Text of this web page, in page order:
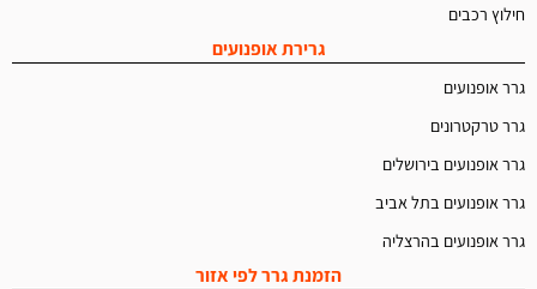
חילוץ רכבים
גרירת אופנועים
גרר אופנועים
גרר טרקטרונים
גרר אופנועים בירושלים
גרר אופנועים בתל אביב
גרר אופנועים בהרצליה
הזמנת גרר לפי אזור